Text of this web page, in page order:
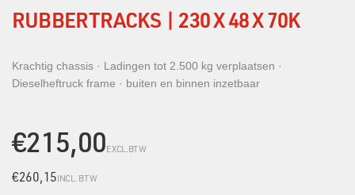
RUBBERTRACKS | 230 X 48 X 70K
Krachtig chassis · Ladingen tot 2.500 kg verplaatsen ·
Dieselheftruck frame · buiten en binnen inzetbaar
€215,00EXCL.BTW
€260,15INCL. BTW